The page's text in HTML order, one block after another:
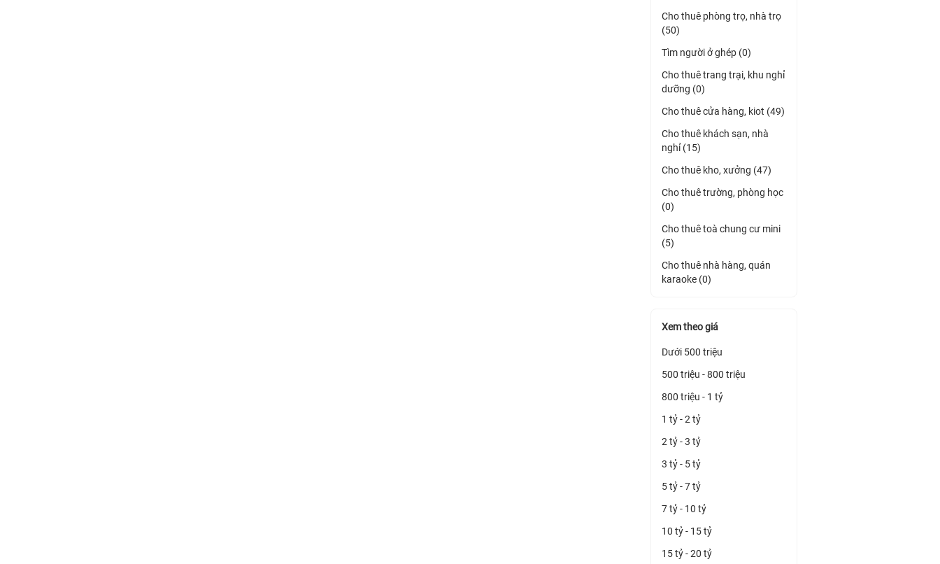
Cho thuê phòng trọ, nhà trọ
(50)
Tìm người ở ghép (0)
Cho thuê trang trại, khu nghỉ
dưỡng (0)
Cho thuê cửa hàng, kiot (49)
Cho thuê khách sạn, nhà
nghỉ (15)
Cho thuê kho, xưởng (47)
Cho thuê trường, phòng học
(0)
Cho thuê toà chung cư mini
(5)
Cho thuê nhà hàng, quán
karaoke (0)
Xem theo giá
Dưới 500 triệu
500 triệu - 800 triệu
800 triệu - 1 tỷ
1 tỷ - 2 tỷ
2 tỷ - 3 tỷ
3 tỷ - 5 tỷ
5 tỷ - 7 tỷ
7 tỷ - 10 tỷ
10 tỷ - 15 tỷ
15 tỷ - 20 tỷ